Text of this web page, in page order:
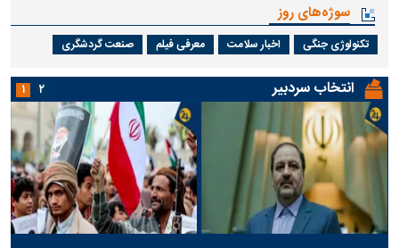
سوژه‌های روز
تکنولوژی جنگی اخبار سلامت معرفی فیلم صنعت گردشگری
انتخاب سردبیر ۱ ۲